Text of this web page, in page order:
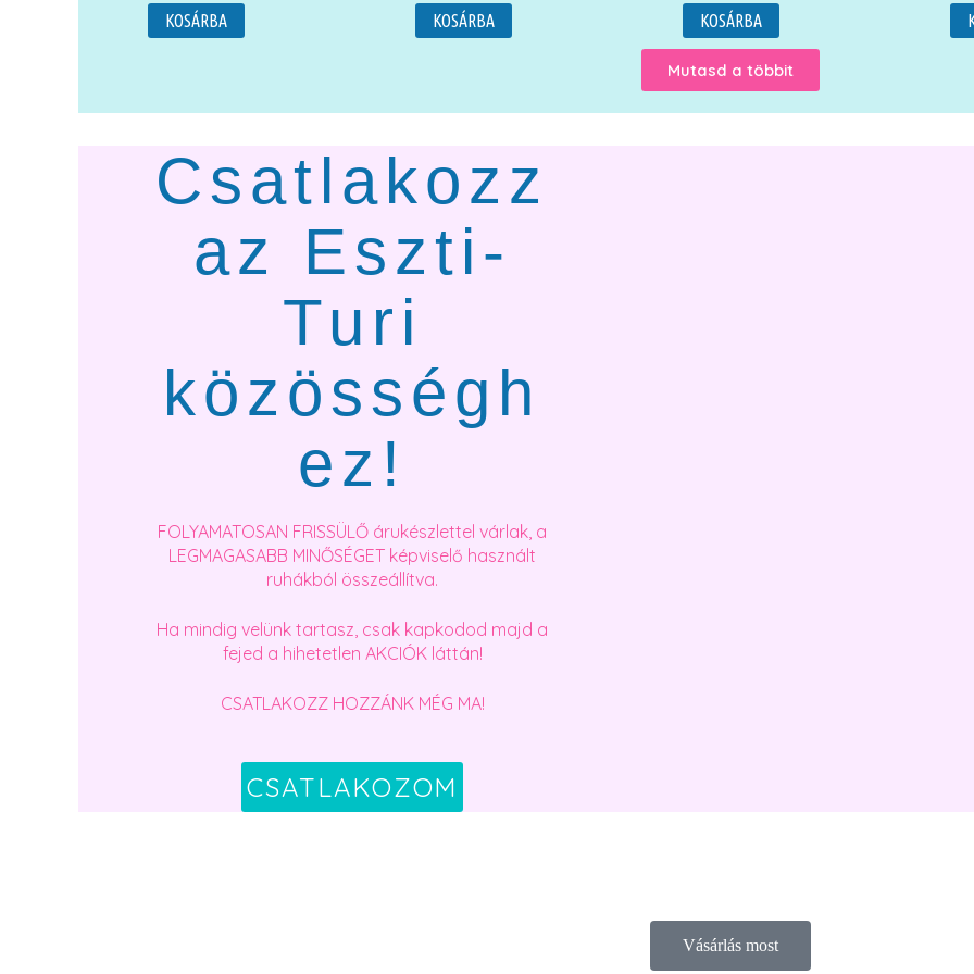
KOSÁRBA KOSÁRBA KOSÁRBA
Mutasd a többit
Csatlakozz
az Eszti-
Turi
közösségh
ez!
FOLYAMATOSAN FRISSÜLŐ árukészlettel várlak, a
LEGMAGASABB MINŐSÉGET képviselő használt
ruhákból összeállítva.
Ha mindig velünk tartasz, csak kapkodod majd a
fejed a hihetetlen AKCIÓK láttán!
CSATLAKOZZ HOZZÁNK MÉG MA!
CSATLAKOZOM
Vásárlás most